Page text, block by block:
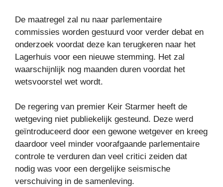
De maatregel zal nu naar parlementaire
commissies worden gestuurd voor verder debat en
onderzoek voordat deze kan terugkeren naar het
Lagerhuis voor een nieuwe stemming. Het zal
waarschijnlijk nog maanden duren voordat het
wetsvoorstel wet wordt.
De regering van premier Keir Starmer heeft de
wetgeving niet publiekelijk gesteund. Deze werd
geïntroduceerd door een gewone wetgever en kreeg
daardoor veel minder voorafgaande parlementaire
controle te verduren dan veel critici zeiden dat
nodig was voor een dergelijke seismische
verschuiving in de samenleving.